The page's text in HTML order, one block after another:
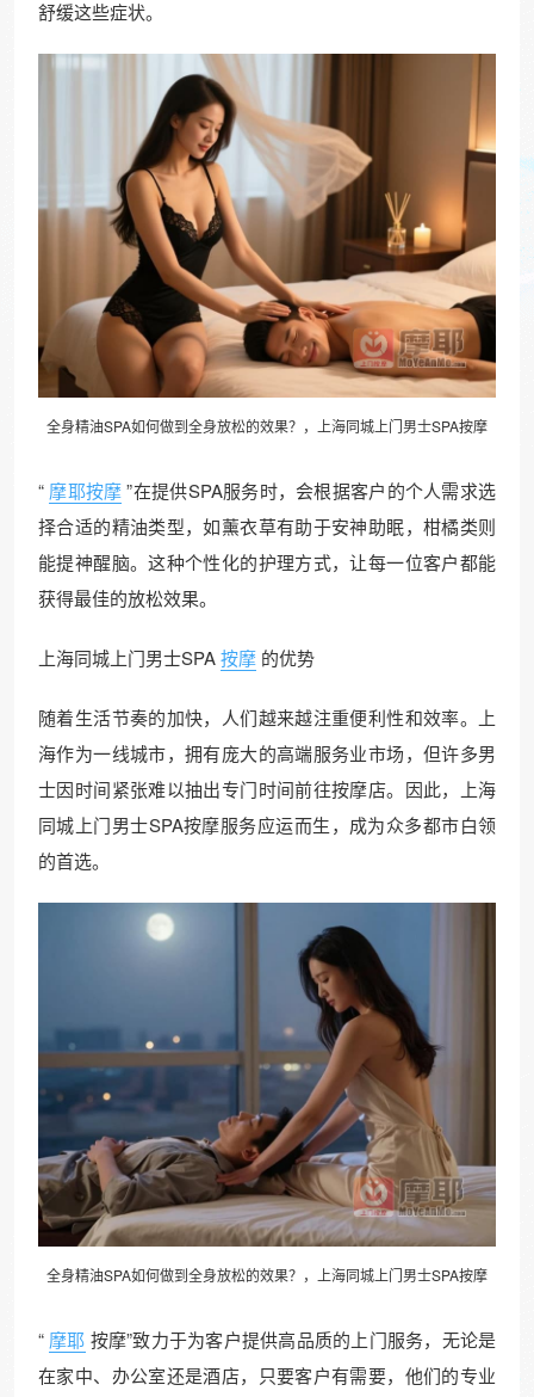
舒缓这些症状。
全身精油SPA如何做到全身放松的效果？，上海同城上门男士SPA按摩
“ 摩耶按摩 ”在提供SPA服务时，会根据客户的个人需求选
择合适的精油类型，如薰衣草有助于安神助眠，柑橘类则
能提神醒脑。这种个性化的护理方式，让每一位客户都能
获得最佳的放松效果。
上海同城上门男士SPA按摩 的优势
随着生活节奏的加快，人们越来越注重便利性和效率。上
海作为一线城市，拥有庞大的高端服务业市场，但许多男
士因时间紧张难以抽出专门时间前往按摩店。因此，上海
同城上门男士SPA按摩服务应运而生，成为众多都市白领
的首选。
全身精油SPA如何做到全身放松的效果？，上海同城上门男士SPA按摩
“ 摩耶 按摩”致力于为客户提供高品质的上门服务，无论是
在家中、办公室还是酒店，只要客户有需要，他们的专业